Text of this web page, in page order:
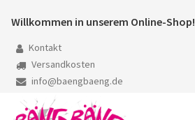
Willkommen in unserem Online-Shop!
Kontakt
Versandkosten
info@baengbaeng.de